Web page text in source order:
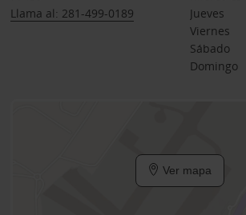
Llama al: 281-499-0189
Jueves
Viernes
Sábado
Domingo
Ver mapa